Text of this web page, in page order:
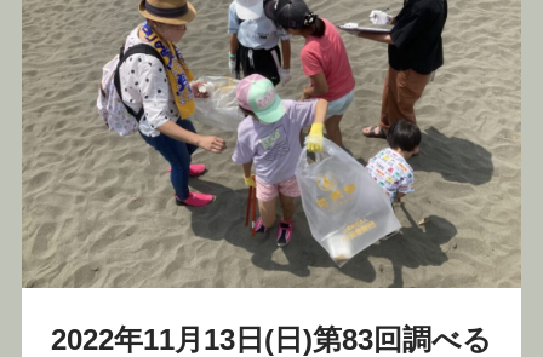
2022年11月13日(日)第83回調べる